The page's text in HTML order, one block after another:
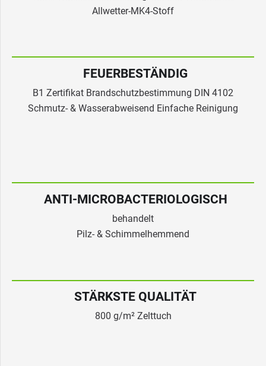
Allwetter-MK4-Stoff
FEUERBESTÄNDIG
B1 Zertifikat Brandschutzbestimmung DIN 4102
Schmutz- & Wasserabweisend Einfache Reinigung
ANTI-MICROBACTERIOLOGISCH
behandelt
Pilz- & Schimmelhemmend
STÄRKSTE QUALITÄT
800 g/m² Zelttuch